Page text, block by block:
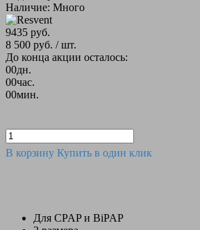
Наличие: Много
9435 руб.
8 500 руб. / шт.
До конца акции осталось:
00дн.
00час.
00мин.
В корзину Купить в один клик
Для CPAP и BiPAP